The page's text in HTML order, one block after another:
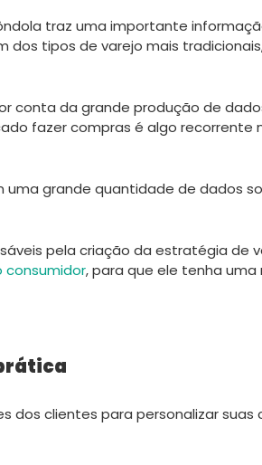
traz uma importante
dos tipos de varejo mais
conta da grande produção de
fazer compras é algo recorrente
uma grande quantidade de dados
pela criação da estratégia de
, para que ele tenha uma
dos clientes para personalizar suas